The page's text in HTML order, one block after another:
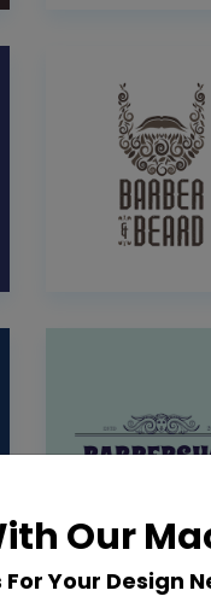
Our
Your Design